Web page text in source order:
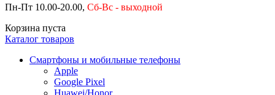
Пн-Пт 10.00-20.00, Сб-Вс - выходной
Корзина пуста
Каталог товаров
Смартфоны и мобильные телефоны
Apple
Google Pixel